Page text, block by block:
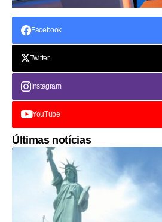
Facebook
Twitter
Instagram
YouTube
Últimas notícias